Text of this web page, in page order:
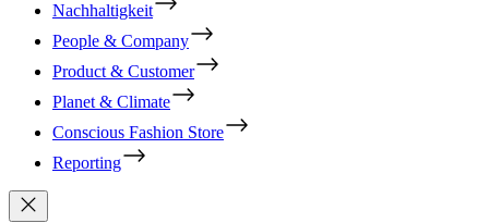
Nachhaltigkeit
People & Company
Product & Customer
Planet & Climate
Conscious Fashion Store
Reporting